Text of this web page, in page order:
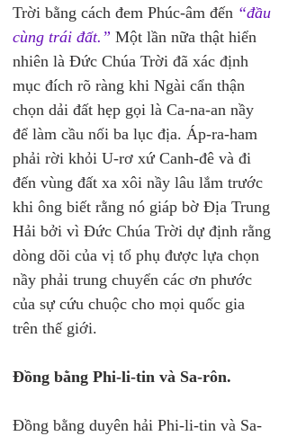
Trời bằng cách đem Phúc-âm đến “đầu
cùng trái đất.” Một lần nữa thật hiển
nhiên là Đức Chúa Trời đã xác định
mục đích rõ ràng khi Ngài cẩn thận
chọn dải đất hẹp gọi là Ca-na-an nầy
để làm cầu nối ba lục địa. Áp-ra-ham
phải rời khỏi U-rơ xứ Canh-đê và đi
đến vùng đất xa xôi nầy lâu lắm trước
khi ông biết rằng nó giáp bờ Địa Trung
Hải bởi vì Đức Chúa Trời dự định rằng
dòng dõi của vị tổ phụ được lựa chọn
nầy phải trung chuyển các ơn phước
của sự cứu chuộc cho mọi quốc gia
trên thế giới.
Đồng bằng Phi-li-tin và Sa-rôn.
Đồng bằng duyên hải Phi-li-tin và Sa-